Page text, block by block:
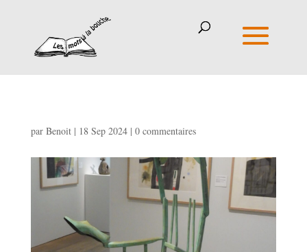
par Benoit| 18 Sep 2024| 0 commentaires